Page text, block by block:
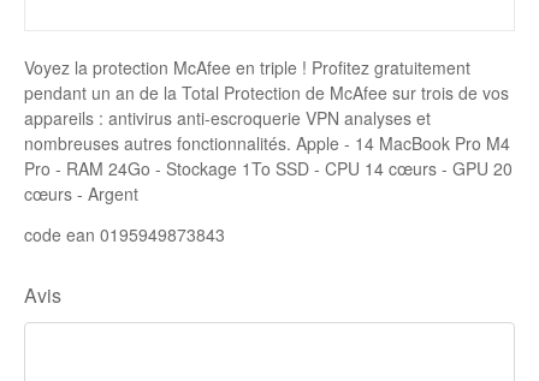
Voyez la protection McAfee en triple ! Profitez gratuitement
pendant un an de la Total Protection de McAfee sur trois de vos
appareils : antivirus anti-escroquerie VPN analyses et
nombreuses autres fonctionnalités. Apple - 14 MacBook Pro M4
Pro - RAM 24Go - Stockage 1To SSD - CPU 14 cœurs - GPU 20
cœurs - Argent
code ean 0195949873843
Avis